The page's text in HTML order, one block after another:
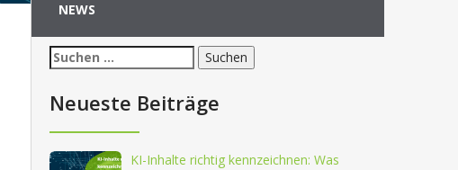
NEWS
Suchen
nach:
Neueste Beiträge
KI-Inhalte richtig kennzeichnen: Was